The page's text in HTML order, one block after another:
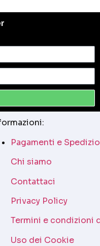
Pagamenti e
Chi siamo
Contattaci
Privacy Policy
Termini e condizioni
Uso dei Cookie